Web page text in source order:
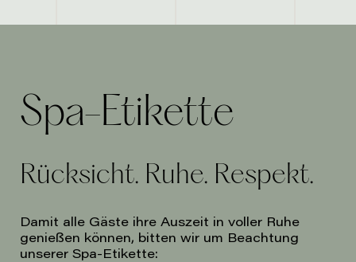
Spa-Etikette
Rücksicht. Ruhe. Respekt.
Damit alle Gäste ihre Auszeit in voller Ruhe
genießen können, bitten wir um Beachtung
unserer Spa-Etikette: